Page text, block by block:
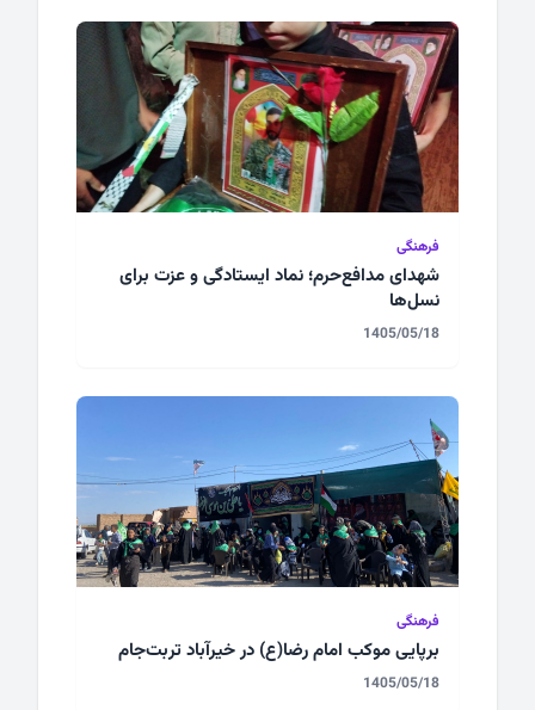
فرهنگی
شهدای مدافع‌حرم؛ نماد ایستادگی و عزت برای
نسل‌ها
1405/05/18
فرهنگی
برپایی موکب امام رضا(ع) در خیرآباد تربت‌جام
1405/05/18